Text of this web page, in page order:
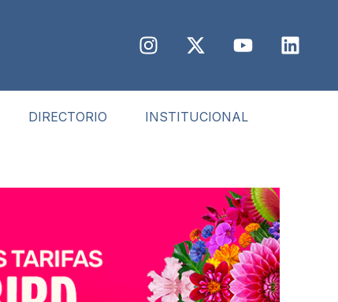
DIRECTORIO INSTITUCIONAL